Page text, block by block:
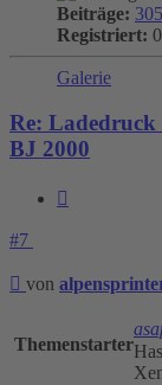
Beiträge: 305
Registriert:
Galerie
Re:
BJ 2000
#7
Beitrag
von
Themenstarter